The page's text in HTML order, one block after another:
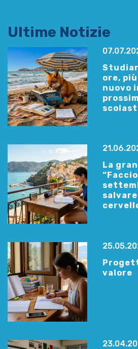
Ultime Notizie
ore,
nuovo
La
salvare
valore